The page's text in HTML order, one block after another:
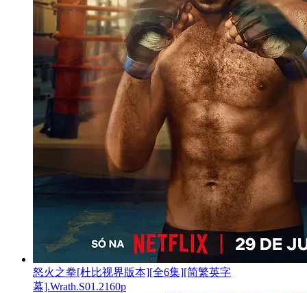
怒火之拳[杜比视界版本][全6集][简繁英字
幕].Wrath.S01.2160p